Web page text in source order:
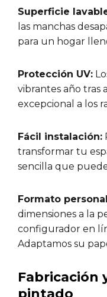
Superficie
las manchas
para un hogar
Protección UV:
vibrantes año tras
excepcional a los
Fácil instalación:
transformar tu
sencilla que
Formato
dimensiones a la
configurador en
Adaptamos su
Fabricación
pintado